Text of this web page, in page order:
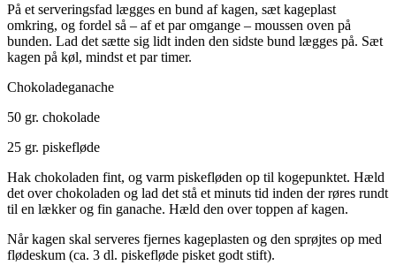
På et serveringsfad lægges en bund af kagen, sæt kageplast
omkring, og fordel så – af et par omgange – moussen oven på
bunden. Lad det sætte sig lidt inden den sidste bund lægges på. Sæt
kagen på køl, mindst et par timer.
Chokoladeganache
50 gr. chokolade
25 gr. piskefløde
Hak chokoladen fint, og varm piskefløden op til kogepunktet. Hæld
det over chokoladen og lad det stå et minuts tid inden der røres rundt
til en lækker og fin ganache. Hæld den over toppen af kagen.
Når kagen skal serveres fjernes kageplasten og den sprøjtes op med
flødeskum (ca. 3 dl. piskefløde pisket godt stift).